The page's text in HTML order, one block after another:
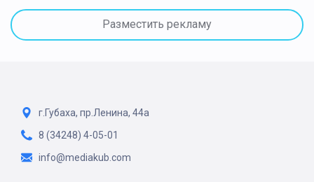
Разместить рекламу
г.Губаха, пр.Ленина, 44а
8 (34248) 4-05-01
info@mediakub.com